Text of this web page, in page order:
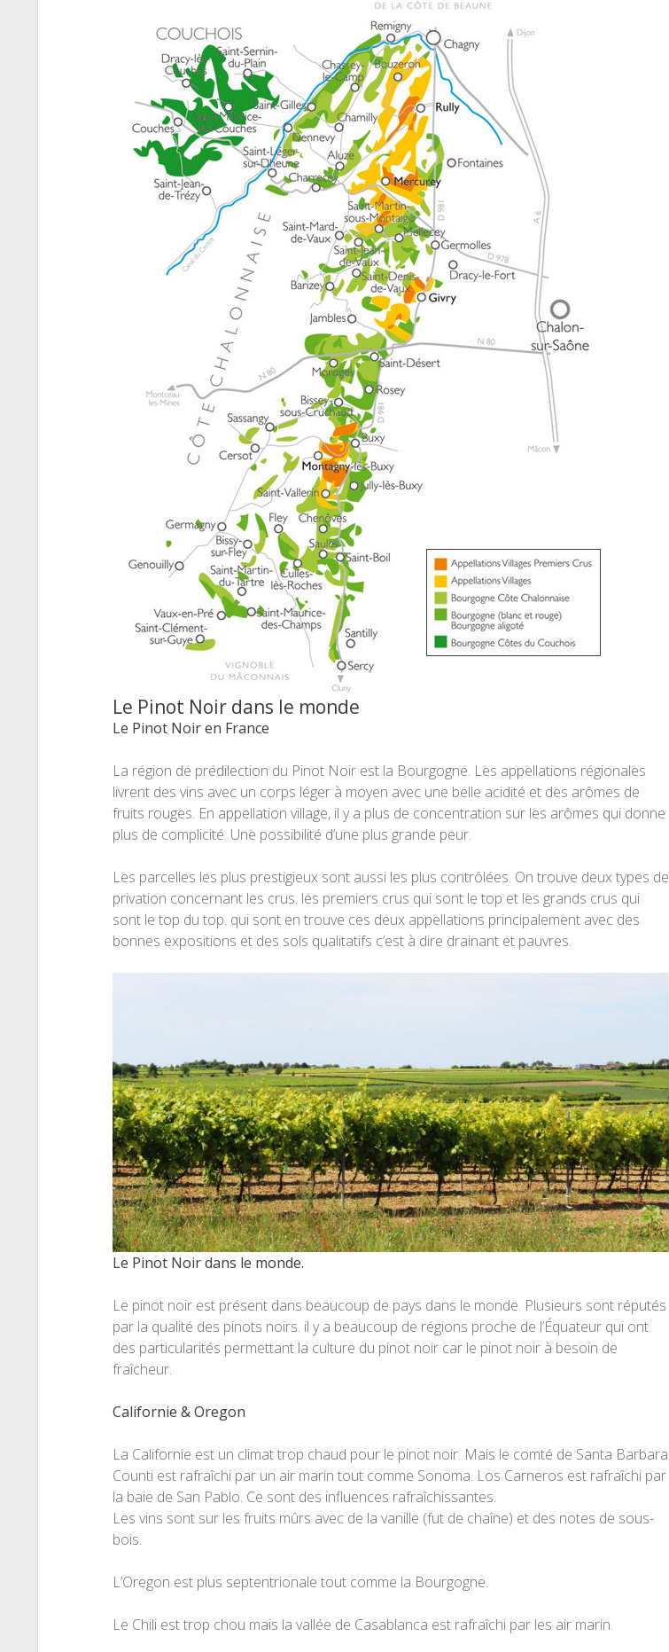
Le Pinot Noir dans le monde
Le Pinot Noir en France
La région de prédilection du Pinot Noir est la Bourgogne. Les appellations régionales
livrent des vins avec un corps léger à moyen avec une belle acidité et des arômes de
fruits rouges. En appellation village, il y a plus de concentration sur les arômes qui donne
plus de complicité. Une possibilité d’une plus grande peur.
Les parcelles les plus prestigieux sont aussi les plus contrôlées. On trouve deux types de
privation concernant les crus. les premiers crus qui sont le top et les grands crus qui
sont le top du top. qui sont en trouve ces deux appellations principalement avec des
bonnes expositions et des sols qualitatifs c’est à dire drainant et pauvres.
Le Pinot Noir dans le monde.
Le pinot noir est présent dans beaucoup de pays dans le monde. Plusieurs sont réputés
par la qualité des pinots noirs. il y a beaucoup de régions proche de l’Équateur qui ont
des particularités permettant la culture du pinot noir car le pinot noir à besoin de
fraîcheur.
Californie & Oregon
La Californie est un climat trop chaud pour le pinot noir. Mais le comté de Santa Barbara
Counti est rafraîchi par un air marin tout comme Sonoma. Los Carneros est rafraîchi par
la baie de San Pablo. Ce sont des influences rafraîchissantes.
Les vins sont sur les fruits mûrs avec de la vanille (fut de chaîne) et des notes de sous-
bois.
L’Oregon est plus septentrionale tout comme la Bourgogne.
Le Chili est trop chou mais la vallée de Casablanca est rafraîchi par les air marin.